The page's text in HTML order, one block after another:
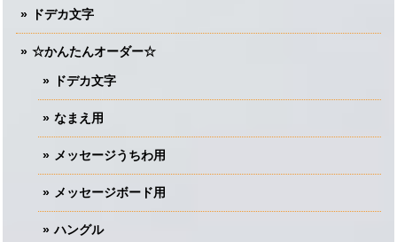
ドデカ文字
☆かんたんオーダー☆
ドデカ文字
なまえ用
メッセージうちわ用
メッセージボード用
ハングル